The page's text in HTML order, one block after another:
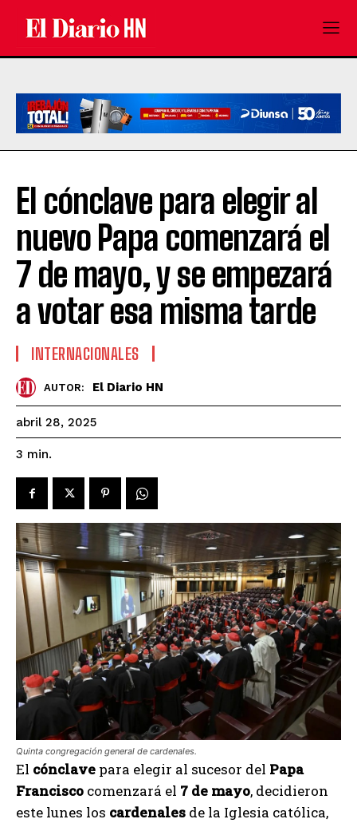
El cónclave para elegir al
nuevo Papa comenzará el
7 de mayo, y se empezará
a votar esa misma tarde
INTERNACIONALES
AUTOR: El Diario HN
abril 28, 2025
3 min.
Quinta congregación general de cardenales.
El cónclave para elegir al sucesor del Papa
Francisco comenzará el 7 de mayo, decidieron
este lunes los cardenales de la Iglesia católica,